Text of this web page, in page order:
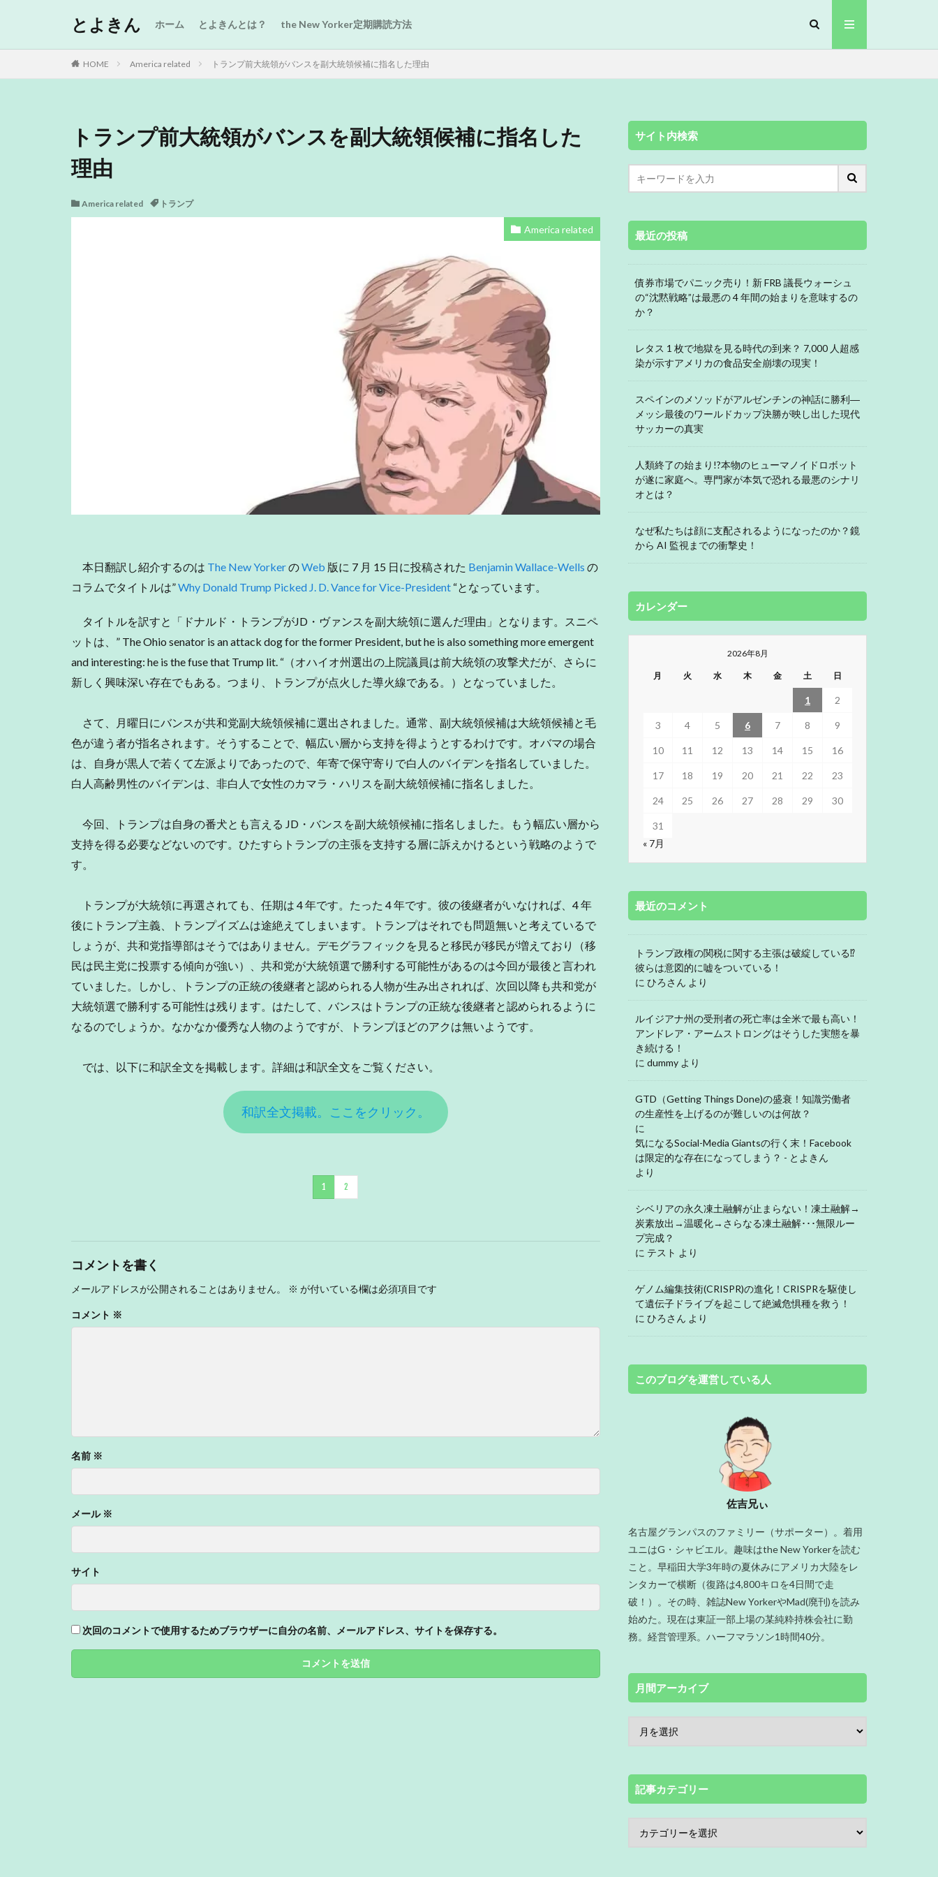
とよきん ホーム とよきんとは？ the New Yorker定期購読方法
HOME America related トランプ前大統領がバンスを副大統領候補に指名した理由
トランプ前大統領がバンスを副大統領候補に指名した
理由
America related トランプ
America related
本日翻訳し紹介するのは The New YorkerのWeb 版に 7 月 15 日に投稿された Benjamin Wallace-Wells の
コラムでタイトルは”Why Donald Trump Picked J. D. Vance for Vice-President “となっています。
タイトルを訳すと「ドナルド・トランプがJD・ヴァンスを副大統領に選んだ理由」となります。スニペ
ットは、” The Ohio senator is an attack dog for the former President, but he is also something more emergent
and interesting: he is the fuse that Trump lit. “（オハイオ州選出の上院議員は前大統領の攻撃犬だが、さらに
新しく興味深い存在でもある。つまり、トランプが点火した導火線である。）となっていました。
さて、月曜日にバンスが共和党副大統領候補に選出されました。通常、副大統領候補は大統領候補と毛
色が違う者が指名されます。そうすることで、幅広い層から支持を得ようとするわけです。オバマの場合
は、自身が黒人で若くて左派よりであったので、年寄で保守寄りで白人のバイデンを指名していました。
白人高齢男性のバイデンは、非白人で女性のカマラ・ハリスを副大統領候補に指名しました。
今回、トランプは自身の番犬とも言える JD・バンスを副大統領候補に指名しました。もう幅広い層から
支持を得る必要などないのです。ひたすらトランプの主張を支持する層に訴えかけるという戦略のようで
す。
トランプが大統領に再選されても、任期は 4 年です。たった 4 年です。彼の後継者がいなければ、4 年
後にトランプ主義、トランプイズムは途絶えてしまいます。トランプはそれでも問題無いと考えているで
しょうが、共和党指導部はそうではありません。デモグラフィックを見ると移民が移民が増えており（移
民は民主党に投票する傾向が強い）、共和党が大統領選で勝利する可能性があるのは今回が最後と言われ
ていました。しかし、トランプの正統の後継者と認められる人物が生み出されれば、次回以降も共和党が
大統領選で勝利する可能性は残ります。はたして、バンスはトランプの正統な後継者と認められるように
なるのでしょうか。なかなか優秀な人物のようですが、トランプほどのアクは無いようです。
では、以下に和訳全文を掲載します。詳細は和訳全文をご覧ください。
和訳全文掲載。ここをクリック。
1 2
コメントを書く
メールアドレスが公開されることはありません。 ※ が付いている欄は必須項目です
コメント ※
名前 ※
メール ※
サイト
次回のコメントで使用するためブラウザーに自分の名前、メールアドレス、サイトを保存する。
サイト内検索
最近の投稿
債券市場でパニック売り！新 FRB 議長ウォーシュ
の“沈黙戦略”は最悪の 4 年間の始まりを意味するの
か？
レタス 1 枚で地獄を見る時代の到来？ 7,000 人超感
染が示すアメリカの食品安全崩壊の現実！
スペインのメソッドがアルゼンチンの神話に勝利―
メッシ最後のワールドカップ決勝が映し出した現代
サッカーの真実
人類終了の始まり!?本物のヒューマノイドロボット
が遂に家庭へ。専門家が本気で恐れる最悪のシナリ
オとは？
なぜ私たちは顔に支配されるようになったのか？鏡
から AI 監視までの衝撃史！
カレンダー
2026年8月
月 火 水 木 金 土 日
1 2
3 4 5 6 7 8 9
10 11 12 13 14 15 16
17 18 19 20 21 22 23
24 25 26 27 28 29 30
31
« 7月
最近のコメント
トランプ政権の関税に関する主張は破綻している⁉
彼らは意図的に嘘をついている！
に ひろさん より
ルイジアナ州の受刑者の死亡率は全米で最も高い！
アンドレア・アームストロングはそうした実態を暴
き続ける！
に dummy より
GTD（Getting Things Done)の盛衰！知識労働者
の生産性を上げるのが難しいのは何故？
に
気になるSocial-Media Giantsの行く末！Facebook
は限定的な存在になってしまう？ - とよきん
より
シベリアの永久凍土融解が止まらない！凍土融解→
炭素放出→温暖化→さらなる凍土融解･･･無限ルー
プ完成？
に テスト より
ゲノム編集技術(CRISPR)の進化！CRISPRを駆使し
て遺伝子ドライブを起こして絶滅危惧種を救う！
に ひろさん より
このブログを運営している人
佐吉兄ぃ
名古屋グランパスのファミリー（サポーター）。着用
ユニはG・シャビエル。趣味はthe New Yorkerを読む
こと。早稲田大学3年時の夏休みにアメリカ大陸をレ
ンタカーで横断（復路は4,800キロを4日間で走
破！）。その時、雑誌New YorkerやMad(廃刊)を読み
始めた。現在は東証一部上場の某純粋持株会社に勤
務。経営管理系。ハーフマラソン1時間40分。
月間アーカイブ
記事カテゴリー